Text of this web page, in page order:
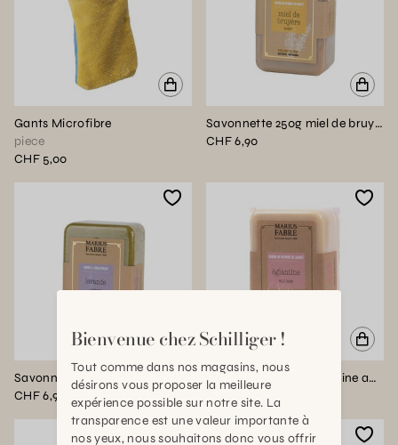
Gants Microfibre
piece
CHF 5,00
Savonnette 250g miel de bruyere sans palme BIEN ETRE
CHF 6,90
CHF 6,90
Savonnette 250g eglantine au beurre de karité BIEN ETRE
CHF 6,90
Bienvenue chez Schilliger !
Tout comme dans nos magasins, nous
désirons vous proposer la meilleure
expérience possible sur notre site. La
transparence est une valeur importante à
nos yeux, nous souhaitons donc vous offrir